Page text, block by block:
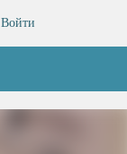
Войти